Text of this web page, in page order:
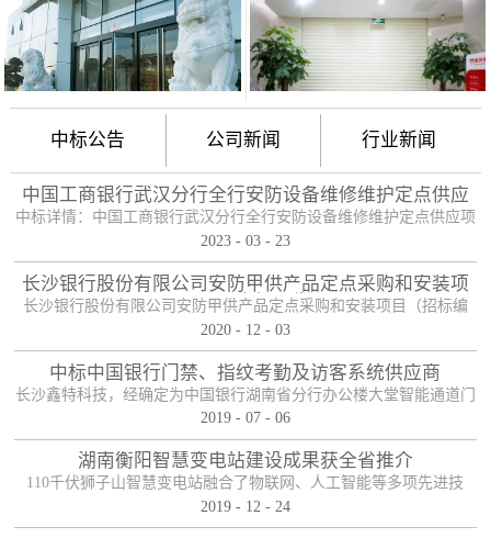
中标公告 公司新闻 行业新闻
中国工商银行武汉分行全行安防设备维修维护定点供应
项目
中标详情：中国工商银行武汉分行全行安防设备维修维护定点供应项
目（项目编号：HBZTH-FW-2022-106），于2023年2月3日以公开招
定贵单位为本项目2包的入围供应商。中标产品：防护舱
2023 - 03 - 23
长沙银行股份有限公司安防甲供产品定点采购和安装项
目——中标公告
长沙银行股份有限公司安防甲供产品定点采购和安装项目（招标编
号：0646-204HNGL500）评标工作已经结束，经评标委员会认真评
的中标人。包一采购内容为：1、甲级木质防火门；2、防尾随联动互
锁安全门；3、自助银行安全防护门；4、甲级防盗安全门（优质
钢）；5、钢化玻璃自动感应门、防砸玻璃自动感应，和电机；6、银
行专用防盗卷帘门（含电机、控...
2020 - 12 - 03
中标中国银行门禁、指纹考勤及访客系统供应商
长沙鑫特科技，经确定为中国银行湖南省分行办公楼大堂智能通道门
禁、指纹考勤、访客系统采购项目供应商。门禁指纹考勤系统
2019 - 07 - 06
湖南衡阳智慧变电站建设成果获全省推介
110千伏狮子山智慧变电站融合了物联网、人工智能等多项先进技
术，是设备侧电力物联网建设在专业领域的最佳实践。”近日，国网
2019 - 12 - 24